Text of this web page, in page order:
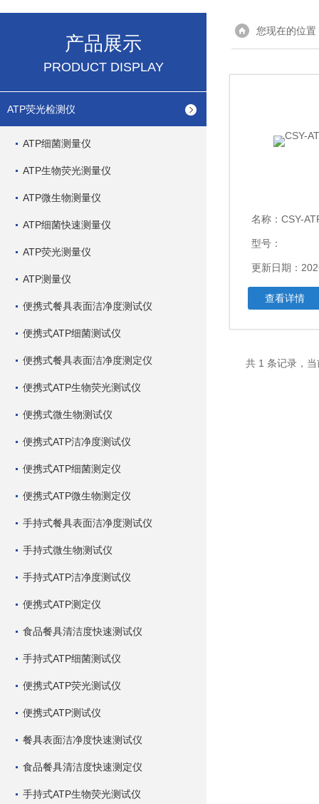
产品展示
PRODUCT DISPLAY
ATP荧光检测仪
ATP细菌测量仪
ATP生物荧光测量仪
ATP微生物测量仪
ATP细菌快速测量仪
ATP荧光测量仪
ATP测量仪
便携式餐具表面洁净度测试仪
便携式ATP细菌测试仪
便携式餐具表面洁净度测定仪
便携式ATP生物荧光测试仪
便携式微生物测试仪
便携式ATP洁净度测试仪
便携式ATP细菌测定仪
便携式ATP微生物测定仪
手持式餐具表面洁净度测试仪
手持式微生物测试仪
手持式ATP洁净度测试仪
便携式ATP测定仪
食品餐具清洁度快速测试仪
手持式ATP细菌测试仪
便携式ATP荧光测试仪
便携式ATP测试仪
餐具表面洁净度快速测试仪
食品餐具清洁度快速测定仪
手持式ATP生物荧光测试仪
您现在的位置
名称： CSY-
型号：
更新日期：
查看详情
共 1 条记录，